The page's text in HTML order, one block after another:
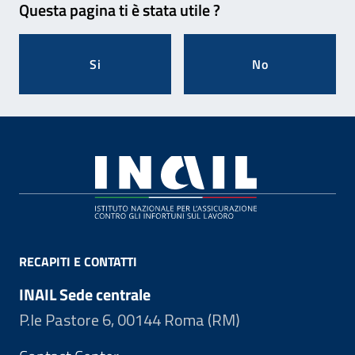
Questa pagina ti è stata utile ?
Si No
RECAPITI E CONTATTI
INAIL Sede centrale
P.le Pastore 6, 00144 Roma (RM)